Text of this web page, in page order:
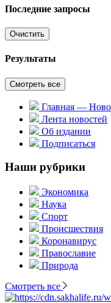
Последние запросы
Очистить
Результаты
Смотреть все
Главная —
Лента новостей
Об издании
Подписаться
Наши рубрики
Экономика
Наука
Спорт
Происшествия
Коронавирус
Православие
Природа
Смотреть все